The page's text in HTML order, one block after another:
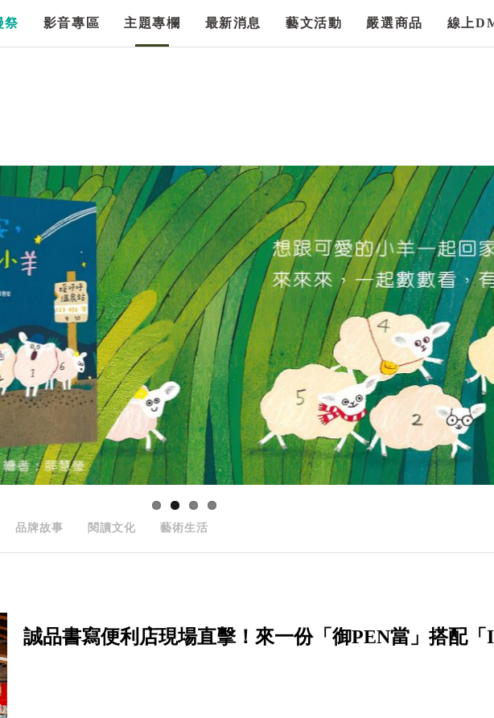
祭 影音專區 主題專欄 最新消息 藝文活動 嚴選商品 線上
品牌故事 閱讀文化 藝術生活
誠品書寫便利店現場直擊！來一份「御PEN當」搭配「